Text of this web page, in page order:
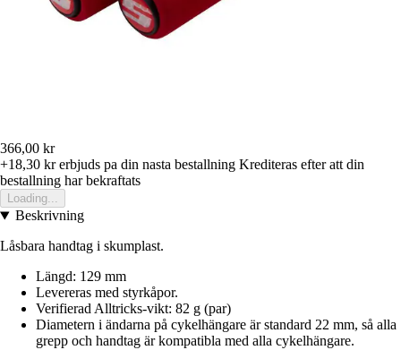
366,00 kr
+18,30 krerbjuds pa din nasta bestallning Krediteras efter att din
bestallning har bekraftats
Loading...
Beskrivning
Låsbara handtag i skumplast.
Längd: 129 mm
Levereras med styrkåpor.
Verifierad Alltricks-vikt: 82 g (par)
Diametern i ändarna på cykelhängare är standard 22 mm, så alla
grepp och handtag är kompatibla med alla cykelhängare.